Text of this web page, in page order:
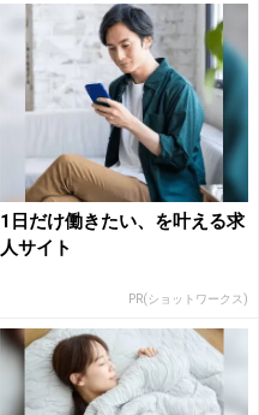
1日だけ働きたい、を叶える求
人サイト
PR(ショットワークス)